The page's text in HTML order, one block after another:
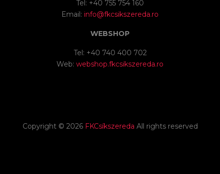
Tel: +40 755 754 160
Email: info@fkcsikszereda.ro
WEBSHOP
Tel: +40 740 400 702
Web: webshop.fkcsikszereda.ro
Copyright © 2026 FKCsíkszereda All rights reserved